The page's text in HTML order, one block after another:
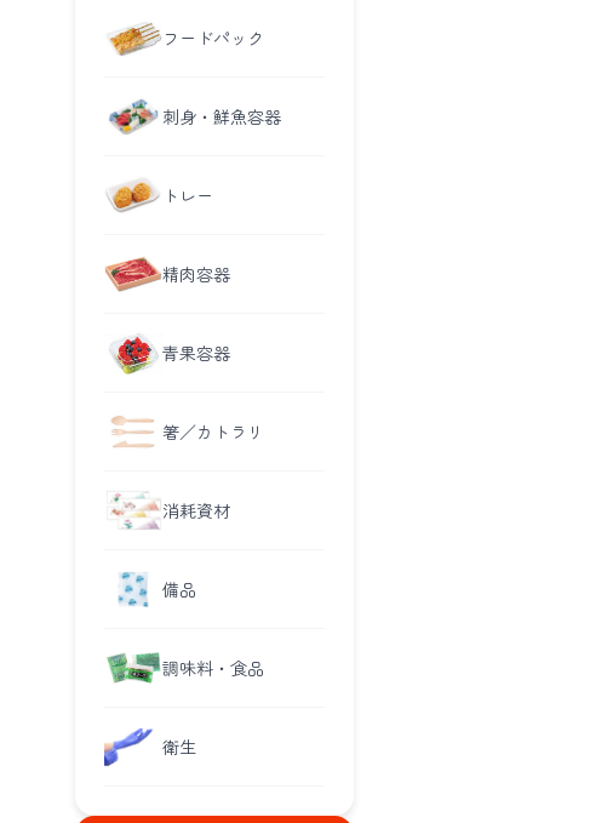
フードパック
刺身・鮮魚容器
トレー
精肉容器
青果容器
箸／カトラリ
消耗資材
備品
調味料・食品
衛生